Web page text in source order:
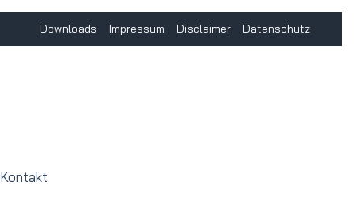
Downloads Impressum Disclaimer Datenschutz
Kontakt